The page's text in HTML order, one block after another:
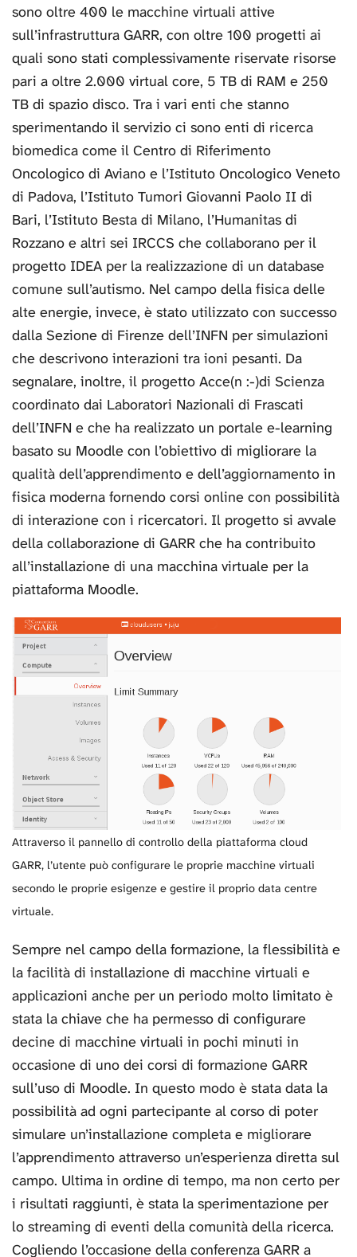
sono oltre 400 le macchine virtuali attive
sull’infrastruttura GARR, con oltre 100 progetti ai
quali sono stati complessivamente riservate risorse
pari a oltre 2.000 virtual core, 5 TB di RAM e 250
TB di spazio disco. Tra i vari enti che stanno
sperimentando il servizio ci sono enti di ricerca
biomedica come il Centro di Riferimento
Oncologico di Aviano e l’Istituto Oncologico Veneto
di Padova, l’Istituto Tumori Giovanni Paolo II di
Bari, l’Istituto Besta di Milano, l’Humanitas di
Rozzano e altri sei IRCCS che collaborano per il
progetto IDEA per la realizzazione di un database
comune sull’autismo. Nel campo della fisica delle
alte energie, invece, è stato utilizzato con successo
dalla Sezione di Firenze dell’INFN per simulazioni
che descrivono interazioni tra ioni pesanti. Da
segnalare, inoltre, il progetto Acce(n :-)di Scienza
coordinato dai Laboratori Nazionali di Frascati
dell’INFN e che ha realizzato un portale e-learning
basato su Moodle con l’obiettivo di migliorare la
qualità dell’apprendimento e dell’aggiornamento in
fisica moderna fornendo corsi online con possibilità
di interazione con i ricercatori. Il progetto si avvale
della collaborazione di GARR che ha contribuito
all’installazione di una macchina virtuale per la
piattaforma Moodle.
Attraverso il pannello di controllo della piattaforma cloud
GARR, l’utente può configurare le proprie macchine virtuali
secondo le proprie esigenze e gestire il proprio data centre
virtuale.
Sempre nel campo della formazione, la flessibilità e
la facilità di installazione di macchine virtuali e
applicazioni anche per un periodo molto limitato è
stata la chiave che ha permesso di configurare
decine di macchine virtuali in pochi minuti in
occasione di uno dei corsi di formazione GARR
sull’uso di Moodle. In questo modo è stata data la
possibilità ad ogni partecipante al corso di poter
simulare un’installazione completa e migliorare
l’apprendimento attraverso un’esperienza diretta sul
campo. Ultima in ordine di tempo, ma non certo per
i risultati raggiunti, è stata la sperimentazione per
lo streaming di eventi della comunità della ricerca.
Cogliendo l’occasione della conferenza GARR a